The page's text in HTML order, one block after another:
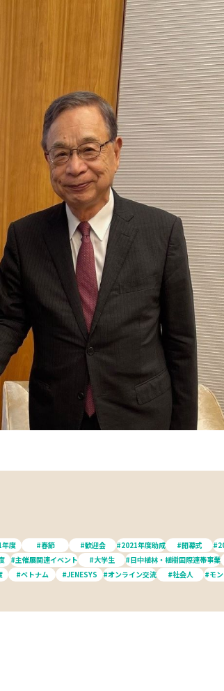
度 #春節 #歓迎会 #2021年度助成 #開幕式
#主催展関連イベント #大学生 #日中植林・植樹国際連帯事業
#ベトナム #JENESYS #オンライン交流 #社会人 #モ